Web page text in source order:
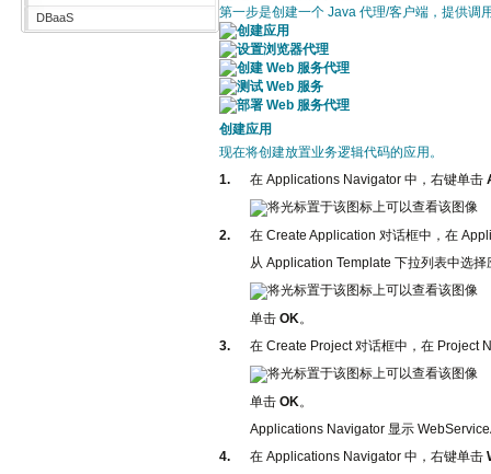
DBaaS
第一步是创建一个 Java 代理/客户端，提供调
创建应用
设置浏览器代理
创建 Web 服务代理
测试 Web 服务
部署 Web 服务代理
创建应用
现在将创建放置业务逻辑代码的应用。
1.
在 Applications Navigator 中，右键单击
2.
在 Create Application 对话框中，在
从 Application Template 下拉列表中选
单击 OK。
3.
在 Create Project 对话框中，在 Project
单击 OK。
Applications Navigator 显示
4.
在 Applications Navigator 中，右键单击